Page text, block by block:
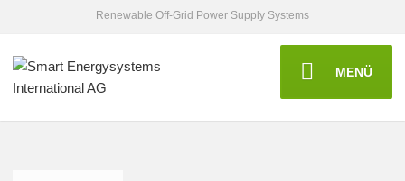
Renewable Off-Grid Power Supply Systems
MENÜ